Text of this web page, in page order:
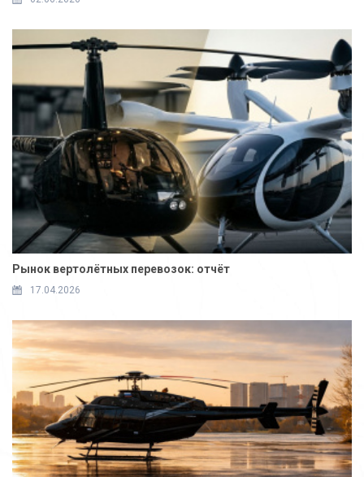
Рынок вертолётных перевозок: отчёт
17.04.2026